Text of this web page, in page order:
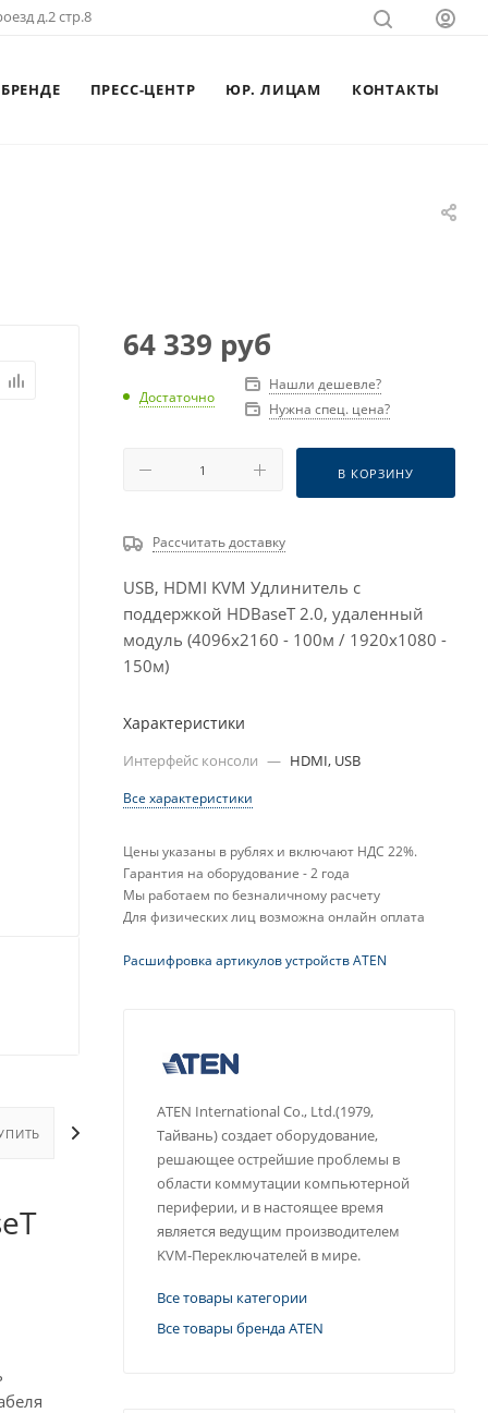
д.2 стр.8
ПРЕСС-ЦЕНТР ЮР. ЛИЦАМ КОНТАКТЫ
ОПЛАТА ДОСТАВКА ДОПОЛНИТЕЛЬНО
64 339 руб
Достаточно
Нашли дешевле?
Нужна спец. цена?
В КОРЗИНУ
Рассчитать доставку
USB, HDMI KVM Удлинитель с
поддержкой HDBaseT 2.0, удаленный
модуль (4096x2160 - 100м / 1920x1080 -
150м)
Характеристики
Интерфейс консоли — HDMI, USB
Все характеристики
Цены указаны в рублях и включают НДС 22%.
Гарантия на оборудование - 2 года
Мы работаем по безналичному расчету
Для физических лиц возможна онлайн оплата
Расшифровка артикулов устройств ATEN
ATEN International Co., Ltd.(1979,
Тайвань) создает оборудование,
решающее острейшие проблемы в
области коммутации компьютерной
периферии, и в настоящее время
является ведущим производителем
KVM-Переключателей в мире.
Все товары категории
Все товары бренда ATEN